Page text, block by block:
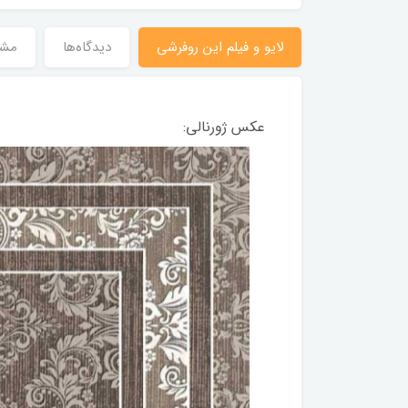
لایو و فیلم این روفرشی دیدگاه‌ها
عکس ژورنالی: